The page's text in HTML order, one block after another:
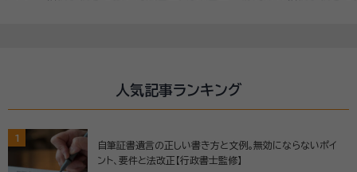
人気記事ランキング
1
自筆証書遺言の正しい書き方と文例。無効にならないポイ
ント、要件と法改正【行政書士監修】